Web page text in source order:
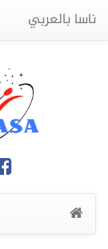
ناسا بالعربي